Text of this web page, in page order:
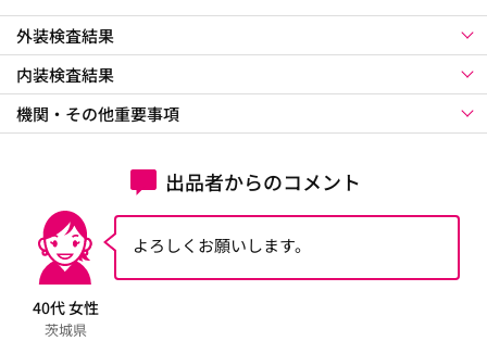
外装検査結果
内装検査結果
機関・その他重要事項
出品者からのコメント
40代 女性
茨城県
よろしくお願いします。